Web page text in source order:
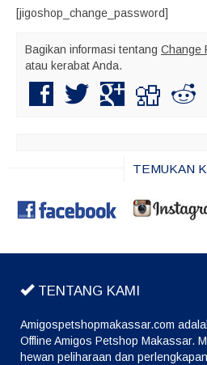
[jigoshop_change_password]
Bagikan informasi tentang Change
atau kerabat Anda.
TEMUKAN
TENTANG KAMI
Amigospetshopmakassar.com
Offline Amigos Petshop Makassar.
hewan peliharaan dan